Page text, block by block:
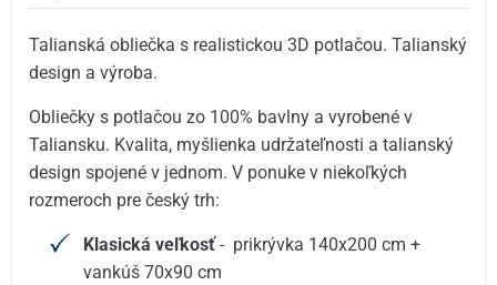
Talianská obliečka s realistickou 3D potlačou. Talianský
design a výroba.
Obliečky s potlačou zo 100% bavlny a vyrobené v
Taliansku. Kvalita, myšlienka udržateľnosti a talianský
design spojené v jednom. V ponuke v niekoľkých
rozmeroch pre český trh:
Klasická veľkosť- prikrývka 140x200 cm +
vankúš 70x90 cm